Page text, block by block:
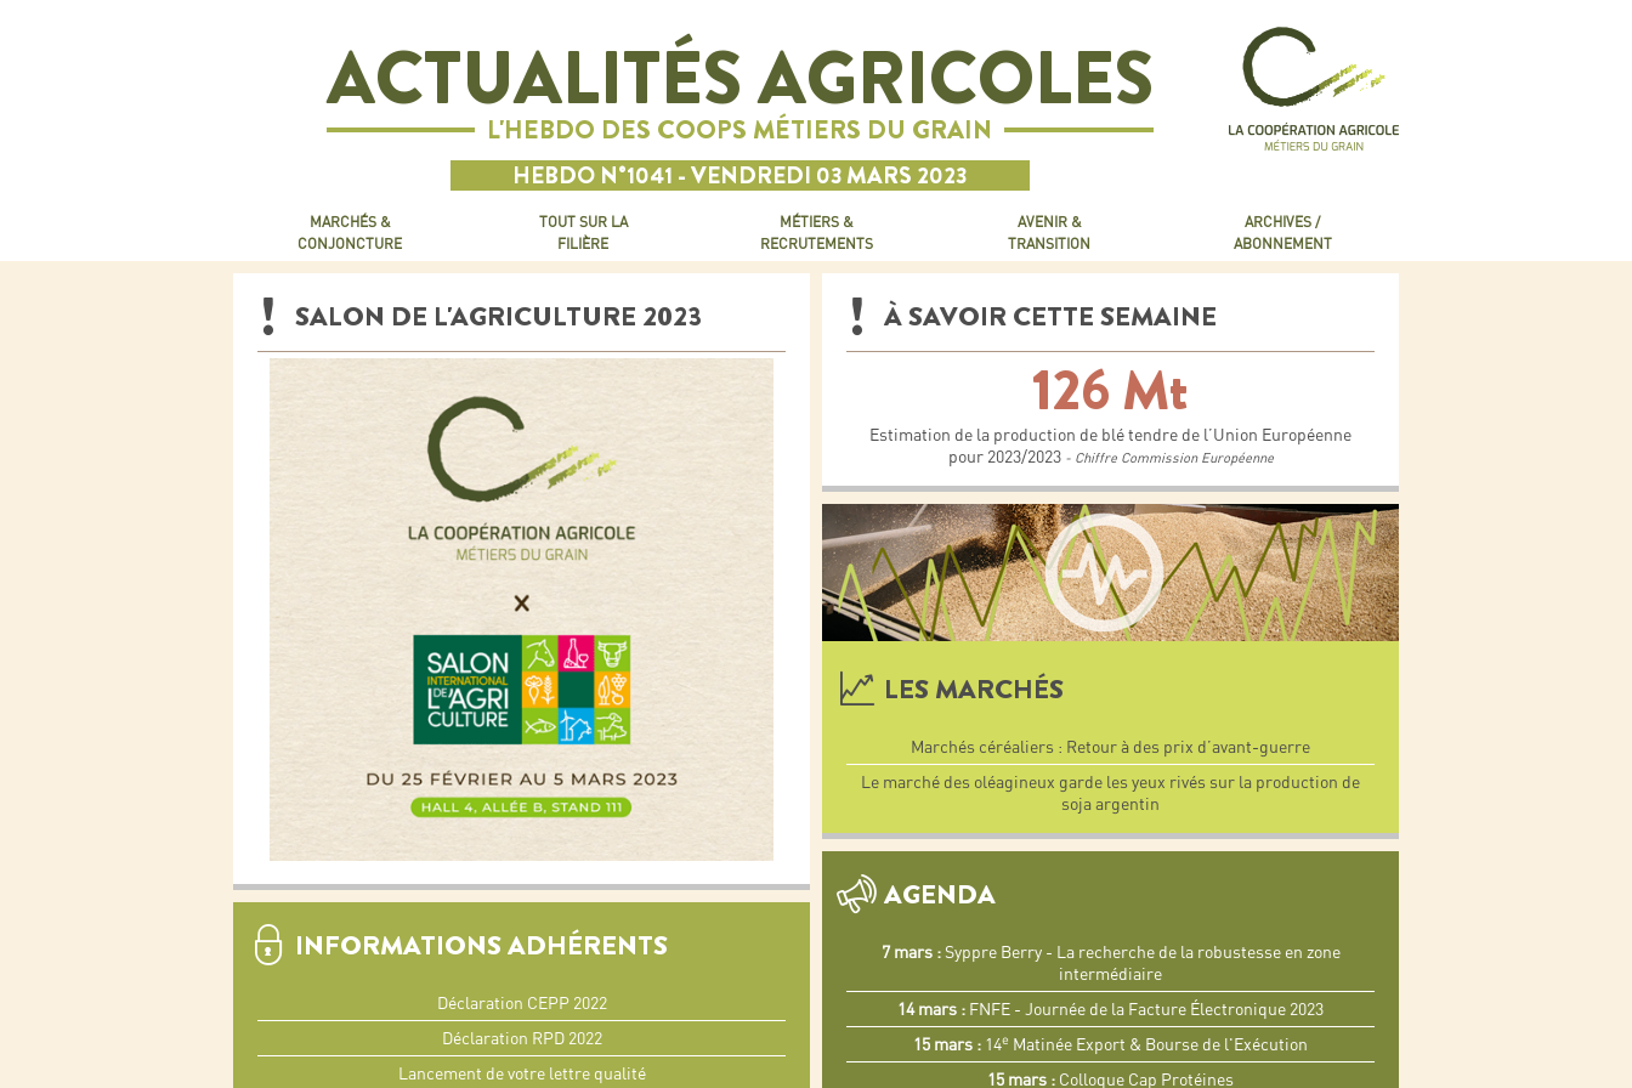
ACTUALITÉS AGRICOLES
L'HEBDO DES COOPS MÉTIERS DU GRAIN
HEBDO N°1041 - VENDREDI 03 MARS 2023
MARCHÉS &
CONJONCTURE
TOUT SUR LA
FILIÈRE
MÉTIERS &
RECRUTEMENTS
AVENIR &
TRANSITION
ARCHIVES /
ABONNEMENT
SALON DE L'AGRICULTURE 2023
INFORMATIONS ADHÉRENTS
Déclaration CEPP 2022
Déclaration RPD 2022
Lancement de votre lettre qualité
À SAVOIR CETTE SEMAINE
126 Mt
Estimation de la production de blé tendre de l’Union Européenne
pour 2023/2023 - Chiffre Commission Européenne
LES MARCHÉS
Marchés céréaliers : Retour à des prix d’avant-guerre
Le marché des oléagineux garde les yeux rivés sur la production de
soja argentin
AGENDA
7 mars :Syppre Berry - La recherche de la robustesse en zone
intermédiaire
14 mars : FNFE - Journée de la Facture Électronique 2023
15 mars : 14e Matinée Export & Bourse de l'Exécution
15 mars : Colloque Cap Protéines